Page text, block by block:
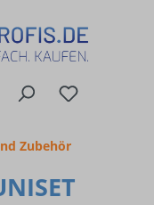
Zubehör